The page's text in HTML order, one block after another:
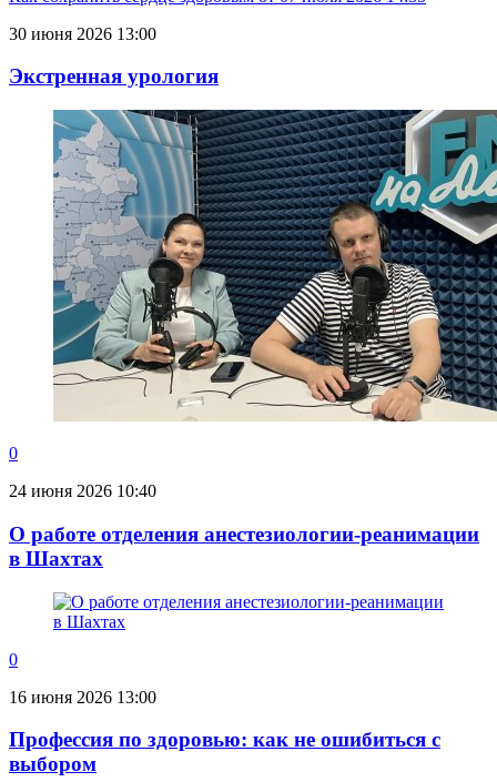
30 июня 2026 13:00
Экстренная урология
0
24 июня 2026 10:40
О работе отделения анестезиологии-реанимации
в Шахтах
0
16 июня 2026 13:00
Профессия по здоровью: как не ошибиться с
выбором